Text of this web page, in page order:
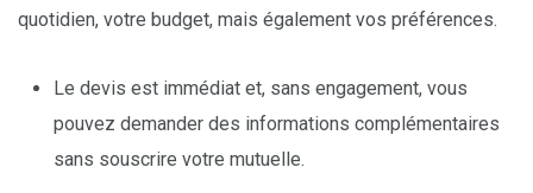
quotidien, votre budget, mais également vos préférences.
Le devis est immédiat et, sans engagement, vous
pouvez demander des informations complémentaires
sans souscrire votre mutuelle.